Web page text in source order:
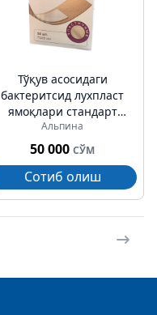
Тўқув асосидаги
бактеритсид лухпласт
ямоқлари стандарт
№20
Альпина
50 000 СЎМ
Сотиб олиш